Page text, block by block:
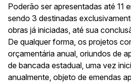
Poderão ser apresentadas até 11
sendo 3 destinadas
obras já iniciadas, até sua
De qualquer forma, os projetos
orçamentária anual, oriundos de
de bancada estadual, uma vez
anualmente, objeto de emendas